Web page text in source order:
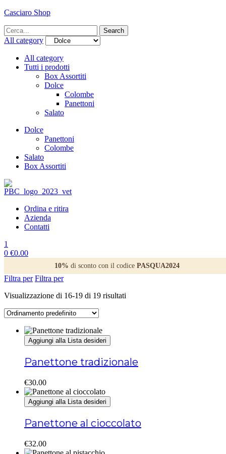
Casciaro Shop
Menu
Search
for:
Search
All category
All category
Tutti i prodotti
Box Assortiti
Dolce
Colombe
Panettoni
Salato
Dolce
Panettoni
Colombe
Salato
Box Assortiti
Ordina e ritira
Azienda
Contatti
1
0 €0.00
10% di sconto con il codice PASQUA2024
Filtra per Filtra per
Visualizzazione di 16-19 di 19 risultati
Aggiungi alla Lista desideri
Panettone tradizionale
€30.00
Aggiungi alla Lista desideri
Panettone al cioccolato
€32.00